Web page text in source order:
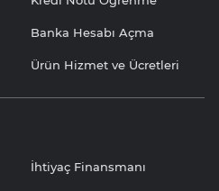
Banka Hesabı Açma
Ürün Hizmet ve Ücretleri
İhtiyaç Finansmanı